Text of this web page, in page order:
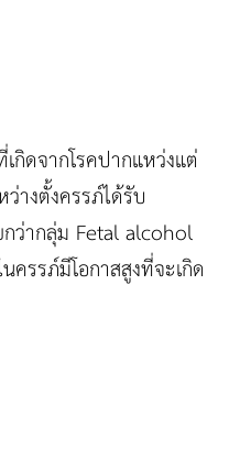
กิดจากโรคปากแหว่งแต่
างตั้งครรภ์ได้รับ
กว่ากลุ่ม Fetal alcohol
รรภ์มีโอกาสสูงที่จะเกิด